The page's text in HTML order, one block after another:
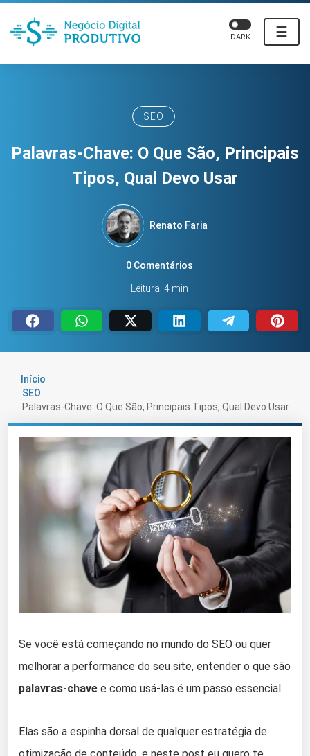
☰
DARK
SEO
Palavras-Chave: O Que São, Principais
Tipos, Qual Devo Usar
Renato Faria
0 Comentários
Leitura: 4 min
Início
SEO
Palavras-Chave: O Que São, Principais Tipos, Qual Devo Usar
Se você está começando no mundo do SEO ou quer
melhorar a performance do seu site, entender o que são
palavras-chave e como usá-las é um passo essencial.
Elas são a espinha dorsal de qualquer estratégia de